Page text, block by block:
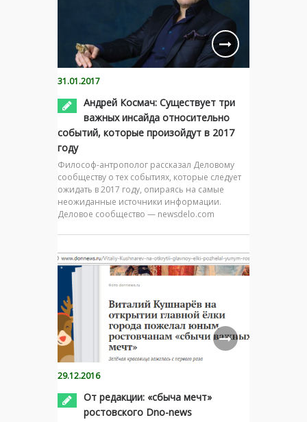
31.01.2017
Андрей Космач: Существует три
важных инсайда относительно
событий, которые произойдут в 2017
году
Философ-антрополог рассказал Деловому
сообществу о тех событиях, которые следует
ожидать в 2017 году, опираясь на самые
неожиданные источники информации.
Деловое сообщество — newsdelo.com
29.12.2016
От редакции: «сбыча мечт»
ростовского Dno-news